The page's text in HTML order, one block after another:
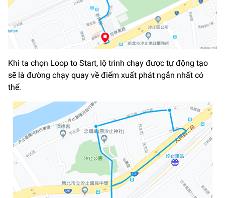
Khi ta chọn Loop to Start, lộ trình chạy được tự động tạo
sẽ là đường chạy quay về điểm xuất phát ngắn nhất có
thể.